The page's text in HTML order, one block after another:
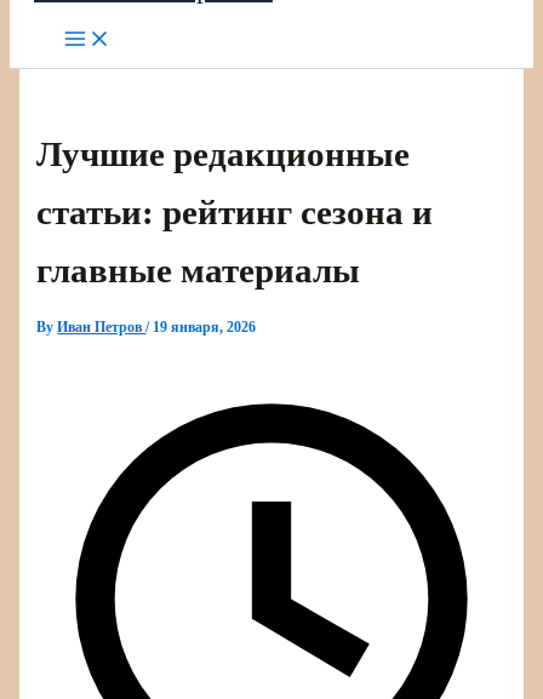
Лучшие редакционные
статьи: рейтинг сезона и
главные материалы
ByИван Петров/ 19 января, 2026